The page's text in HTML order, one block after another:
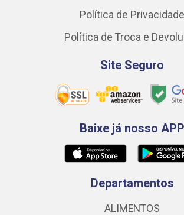
Política de Privacidade
Política de Troca e
Site Seguro
Baixe já nosso APP
Departamentos
ALIMENTOS